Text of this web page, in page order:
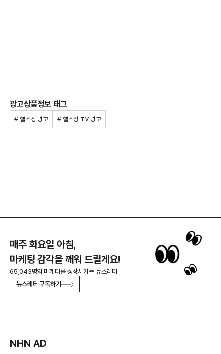
광고상품정보 태그
# 헬스장 광고 # 헬스장 TV 광고
매주 화요일 아침,
마케팅 감각을 깨워 드릴게요!
65,043명의 마케터를 성장시키는 뉴스레터
뉴스레터 구독하기
NHN AD